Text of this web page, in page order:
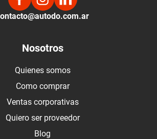
Nosotros
Quienes somos
Como comprar
Ventas corporativas
Quiero ser proveedor
Blog